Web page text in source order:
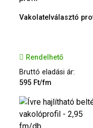
Vakolatelválasztó
Rendelhető
Bruttó eladási ár:
595 Ft/fm